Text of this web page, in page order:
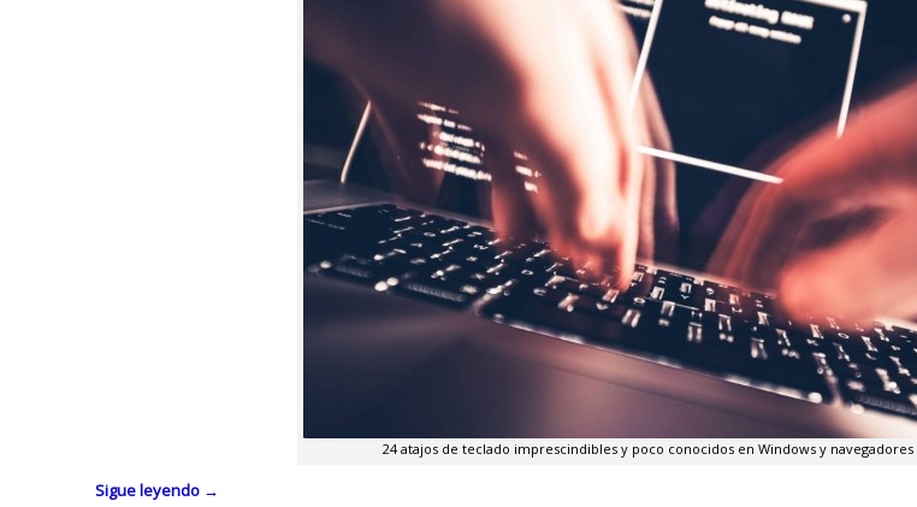
24 atajos de teclado imprescindibles y poco conocidos en Windows y navegadores
Sigue leyendo →